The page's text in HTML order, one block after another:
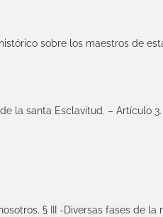
sobre los maestros de
la santa Esclavitud. – Artículo
§ III -Diversas fases de